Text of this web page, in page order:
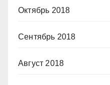
Октябрь 2018
Сентябрь 2018
Август 2018